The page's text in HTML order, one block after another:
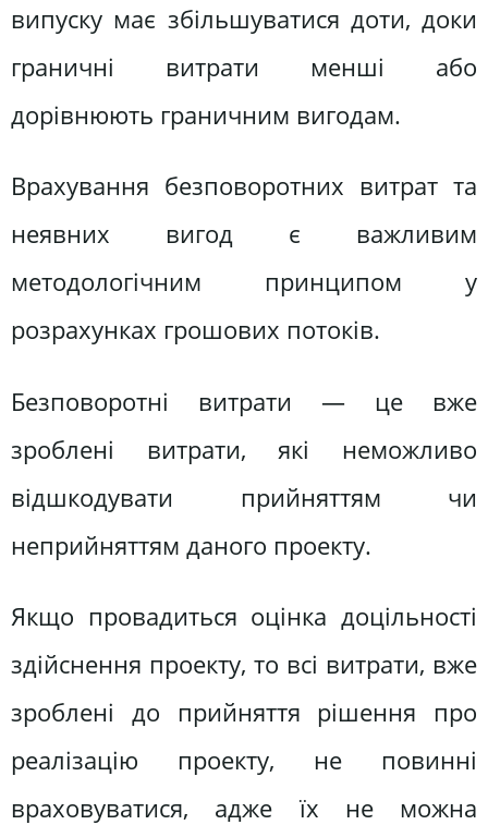
випуску має збільшуватися доти, доки
граничні витрати менші або
дорівнюють граничним вигодам.
Врахування безповоротних витрат та
неявних вигод є важливим
методологічним принципом у
розрахунках грошових потоків.
Безповоротні витрати — це вже
зроблені витрати, які неможливо
відшкодувати прийняттям чи
неприйняттям даного проекту.
Якщо провадиться оцінка доцільності
здійснення проекту, то всі витрати, вже
зроблені до прийняття рішення про
реалізацію проекту, не повинні
враховуватися, адже їх не можна